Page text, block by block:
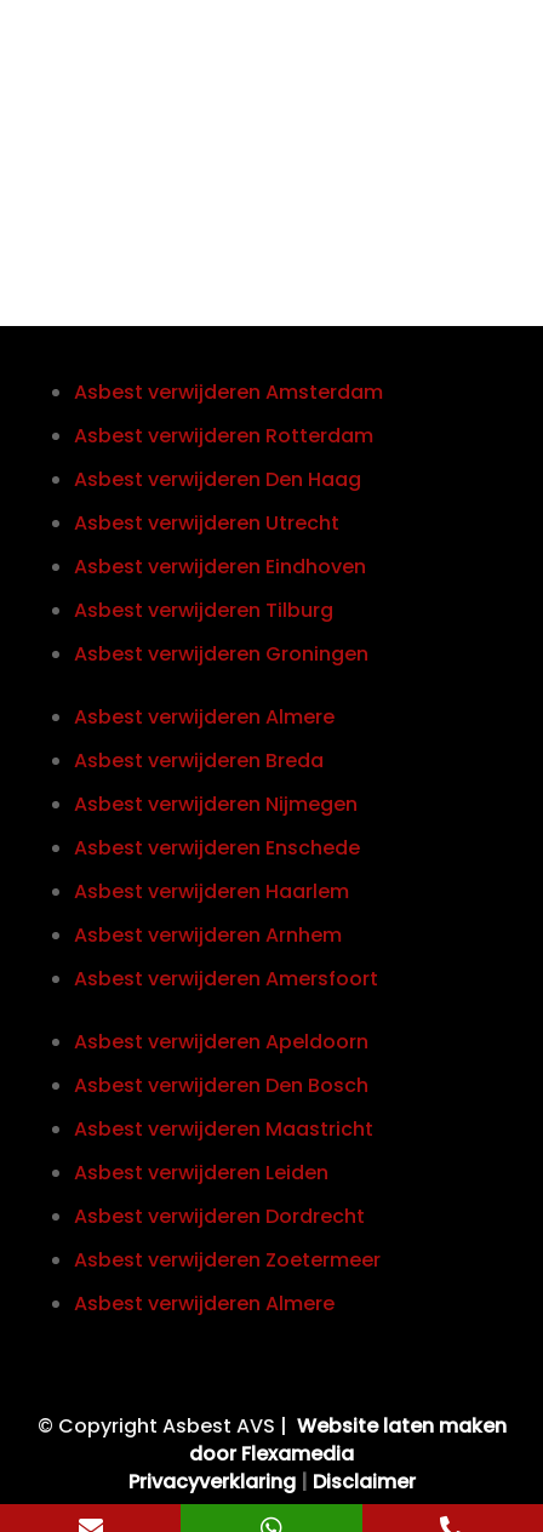
Asbest verwijderen Amsterdam
Asbest verwijderen Rotterdam
Asbest verwijderen Den Haag
Asbest verwijderen Utrecht
Asbest verwijderen Eindhoven
Asbest verwijderen Tilburg
Asbest verwijderen Groningen
Asbest verwijderen Almere
Asbest verwijderen Breda
Asbest verwijderen Nijmegen
Asbest verwijderen Enschede
Asbest verwijderen Haarlem
Asbest verwijderen Arnhem
Asbest verwijderen Amersfoort
Asbest verwijderen Apeldoorn
Asbest verwijderen Den Bosch
Asbest verwijderen Maastricht
Asbest verwijderen Leiden
Asbest verwijderen Dordrecht
Asbest verwijderen Zoetermeer
Asbest verwijderen Almere
© Copyright Asbest AVS | Website laten maken
door Flexamedia
Privacyverklaring| Disclaimer